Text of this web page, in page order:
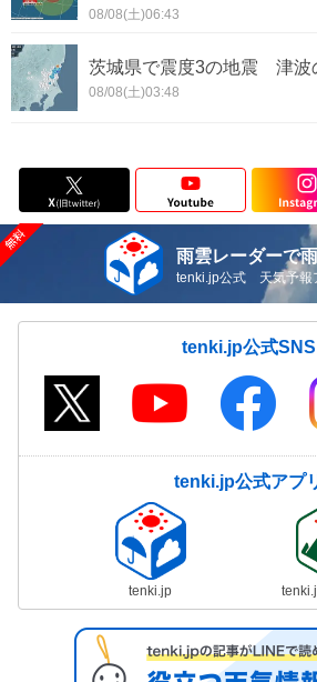
08/08(土)06:43
茨城県で震度3の地震 津波
08/08(土)03:48
雨雲レーダーで
tenki.jp公式 天気予報
tenki.jp公式SNS
tenki.jp公式アプ
tenki.jp